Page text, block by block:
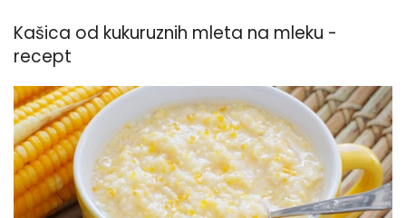
Kašica od kukuruznih mleta na mleku -
recept